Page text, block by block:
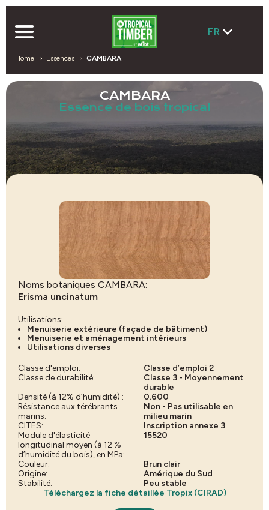
FR
Home Essences CAMBARA
CAMBARA
Essence de bois tropical
Noms botaniques CAMBARA:
Erisma uncinatum
Utilisations:
Menuiserie extérieure (façade de bâtiment)
Menuiserie et aménagement intérieurs
Utilisations diverses
Classe d'emploi:
Classe d’emploi 2
Classe de durabilité:
Classe 3 - Moyennement
durable
Densité (à 12% d’humidité) :
0.600
Résistance aux térébrants
marins:
Non - Pas utilisable en
milieu marin
CITES:
Inscription annexe 3
Module d'élasticité
longitudinal moyen (à 12 %
d’humidité du bois), en MPa:
15520
Couleur:
Brun clair
Origine:
Amérique du Sud
Stabilité:
Peu stable
Téléchargez la fiche détaillée Tropix (CIRAD)